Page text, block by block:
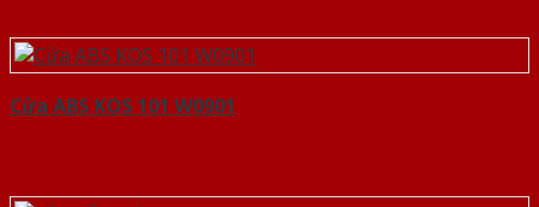
Cửa ABS KOS 101 W0901